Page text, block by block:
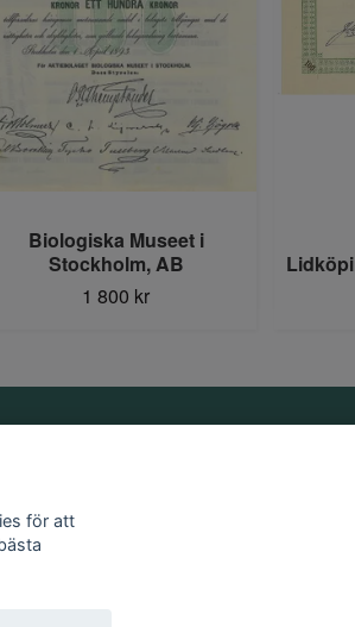
Biologiska Museet i
Stockholm, AB
1 800 kr
för att